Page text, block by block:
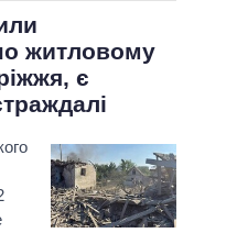
житловому
є